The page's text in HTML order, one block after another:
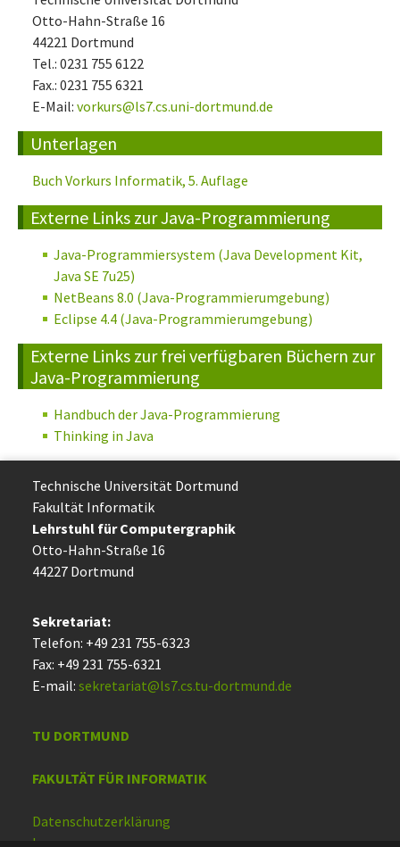
Otto-Hahn-Straße 16
44221 Dortmund
Tel.: 0231 755 6122
Fax.: 0231 755 6321
E-Mail: vorkurs@ls7.cs.uni-dortmund.de
Unterlagen
Buch Vorkurs Informatik, 5. Auflage
Externe Links zur Java-Programmierung
Java-Programmiersystem (Java Development Kit,
Java SE 7u25)
NetBeans 8.0 (Java-Programmierumgebung)
Eclipse 4.4 (Java-Programmierumgebung)
Externe Links zur frei verfügbaren Büchern zur
Java-Programmierung
Handbuch der Java-Programmierung
Thinking in Java
Technische Uni­ver­si­tät Dort­mund
Fakultät Informatik
Lehrstuhl für Computergraphik
Otto-Hahn-Straße 16
44227 Dort­mund
Sekretariat:
Telefon: +49 231 755-6323
Fax: +49 231 755-6321
E-mail: sekretariat@ls7.cs.tu-dortmund.de
TU DORTMUND
FAKULTÄT FÜR INFORMATIK
Datenschutzerklärung
Impressum